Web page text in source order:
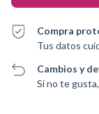
Compra
Tus datos
Cambios y
Si no te